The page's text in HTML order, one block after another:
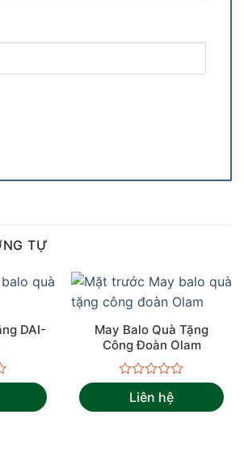
TỰ
DAI-
May Balo Quà Tặng
Công Đoàn Olam
xếp
hạng
Liên hệ